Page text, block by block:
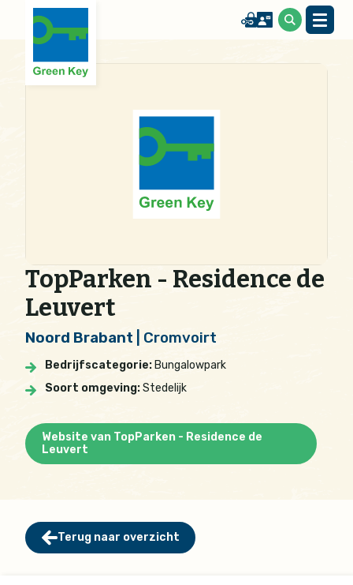
TopParken - Residence de
Leuvert
Noord Brabant | Cromvoirt
Bedrijfscategorie: Bungalowpark
Soort omgeving:Stedelijk
Website van TopParken - Residence de
Leuvert
Terug naar overzicht